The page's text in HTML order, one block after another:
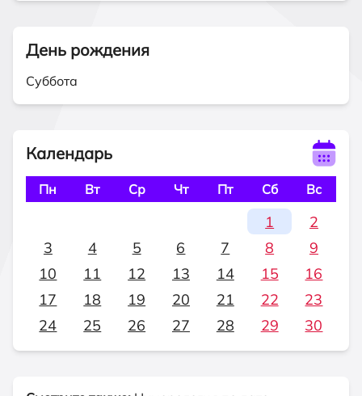
День рождения
Суббота
Календарь
Пн Вт Ср Чт Пт Сб Вс
1
2
3
4 5 6 7 8
9
10
11 12 13 14 15
16
17
18 19 20 21 22
23
24
25 26 27 28 29 30